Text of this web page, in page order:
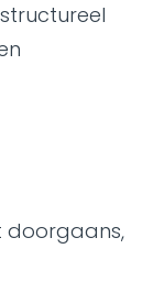
doorgaans,